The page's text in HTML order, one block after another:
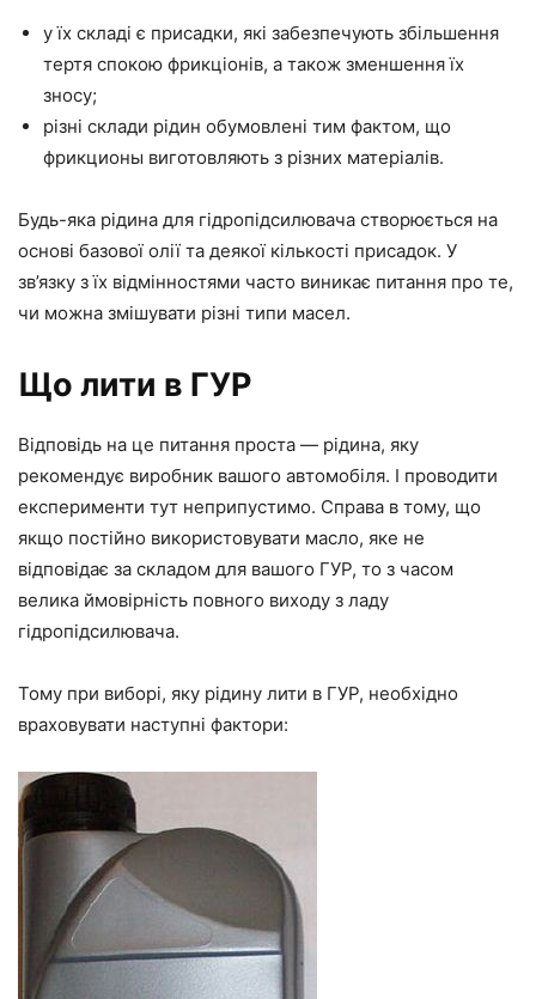
у їх складі є присадки, які забезпечують збільшення
тертя спокою фрикціонів, а також зменшення їх
зносу;
різні склади рідин обумовлені тим фактом, що
фрикционы виготовляють з різних матеріалів.
Будь-яка рідина для гідропідсилювача створюється на
основі базової олії та деякої кількості присадок. У
зв’язку з їх відмінностями часто виникає питання про те,
чи можна змішувати різні типи масел.
Що лити в ГУР
Відповідь на це питання проста — рідина, яку
рекомендує виробник вашого автомобіля. І проводити
експерименти тут неприпустимо. Справа в тому, що
якщо постійно використовувати масло, яке не
відповідає за складом для вашого ГУР, то з часом
велика ймовірність повного виходу з ладу
гідропідсилювача.
Тому при виборі, яку рідину лити в ГУР, необхідно
враховувати наступні фактори: